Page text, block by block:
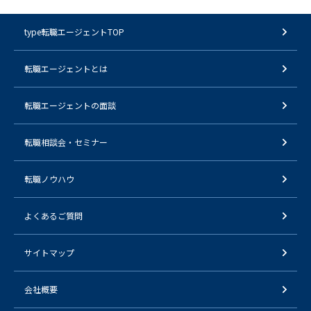
type転職エージェントTOP
転職エージェントとは
転職エージェントの面談
転職相談会・セミナー
転職ノウハウ
よくあるご質問
サイトマップ
会社概要